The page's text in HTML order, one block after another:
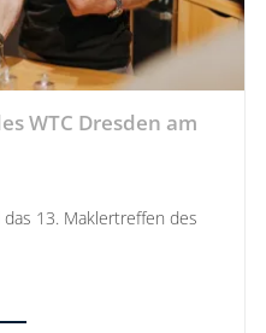
WTC Dresden am
13. Maklertreffen des